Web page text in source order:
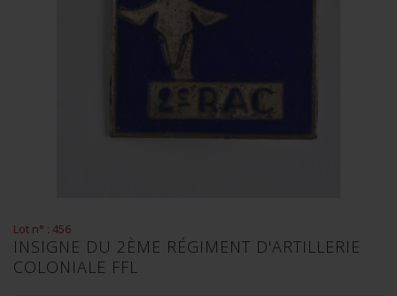
Lot n° : 456
INSIGNE DU 2ÈME RÉGIMENT D'ARTILLERIE
COLONIALE FFL